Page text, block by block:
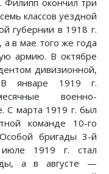
окончил три
классов уездной
губернии в 1918 г.
а в мае того же года
армию. В октябре
дивизионной,
январе 1919 г.
военно-
С марта 1919 г. был
команде 10-го
Особой бригады 3-й
1919 г. стал
а в августе —